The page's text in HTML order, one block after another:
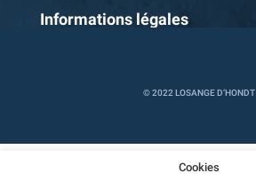
Informations légales
© 2022 LOSANGE D’HONDT
Cookies